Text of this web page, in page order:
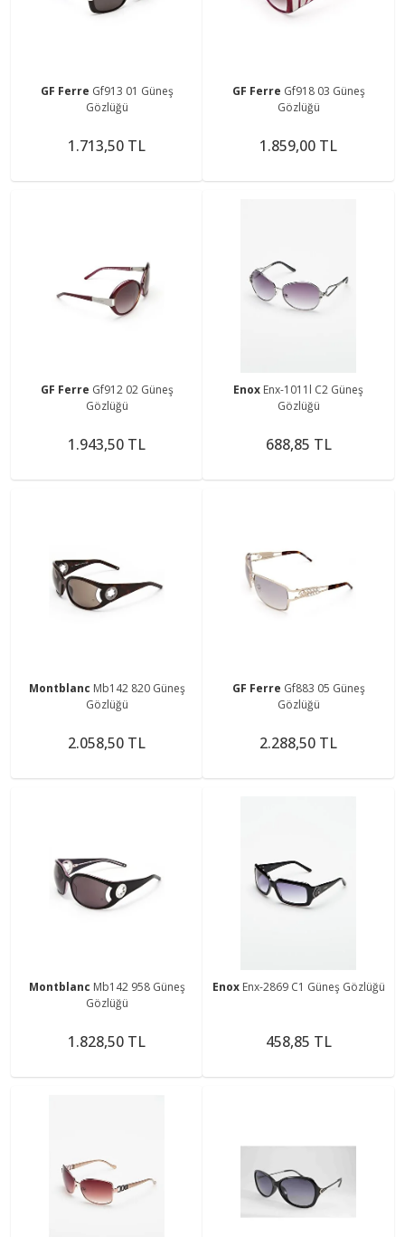
GF Ferre Gf913 01 Güneş
Gözlüğü
1.713,50 TL
GF Ferre Gf918 03 Güneş
Gözlüğü
1.859,00 TL
GF Ferre Gf912 02 Güneş
Gözlüğü
1.943,50 TL
Enox Enx-1011l C2 Güneş
Gözlüğü
688,85 TL
Montblanc Mb142 820 Güneş
Gözlüğü
2.058,50 TL
GF Ferre Gf883 05 Güneş
Gözlüğü
2.288,50 TL
Montblanc Mb142 958 Güneş
Gözlüğü
1.828,50 TL
Enox Enx-2869 C1 Güneş Gözlüğü
458,85 TL